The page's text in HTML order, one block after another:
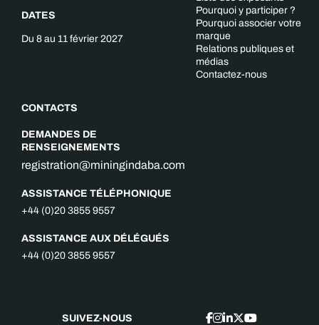
DATES
Du 8 au 11 février 2027
CONTACTS
DEMANDES DE
RENSEIGNEMENTS
registration@miningindaba.com
ASSISTANCE TÉLÉPHONIQUE
+44 (0)20 3855 9557
ASSISTANCE AUX DÉLÉGUÉS
+44 (0)20 3855 9557
Pourquoi y participer ?
Pourquoi associer votre
marque
Relations publiques et
médias
Contactez-nous
SUIVEZ-NOUS